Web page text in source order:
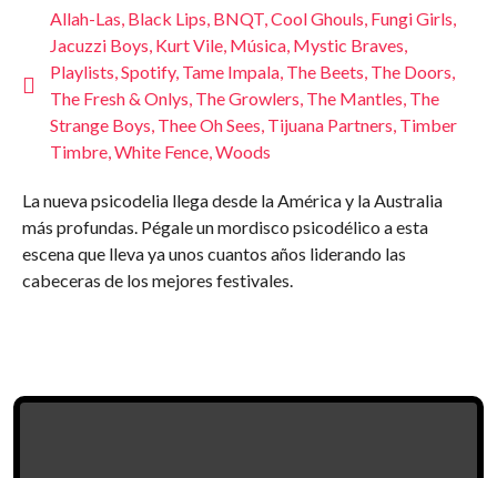
Allah-Las, Black Lips, BNQT,Cool Ghouls, Fungi Girls,
Jacuzzi Boys, Kurt Vile, Música, Mystic Braves,
Playlists,Spotify, Tame Impala, The Beets, The Doors,
The Fresh & Onlys, The Growlers, The Mantles, The
Strange Boys, Thee Oh Sees, Tijuana Partners, Timber
Timbre,White Fence,Woods
La nueva psicodelia llega desde la América y la Australia
más profundas. Pégale un mordisco psicodélico a esta
escena que lleva ya unos cuantos años liderando las
cabeceras de los mejores festivales.